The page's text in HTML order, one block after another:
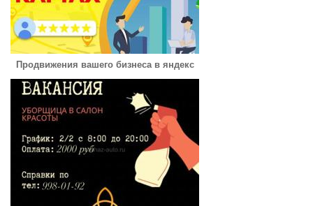
Продвижения вашего бизнеса в яндекс